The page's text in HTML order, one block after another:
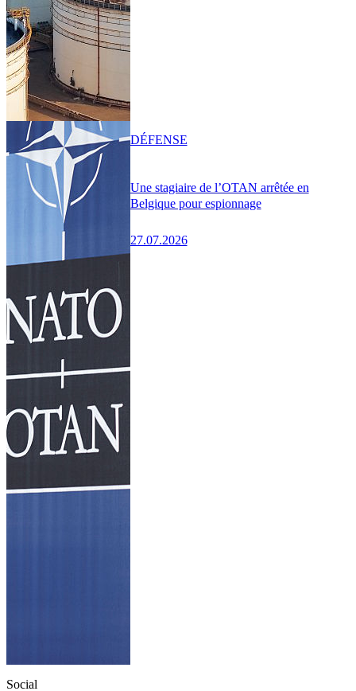
Une stagiaire de l’OTAN arrêtée en
Belgique pour espionnage
27.07.2026
DÉFENSE
Social